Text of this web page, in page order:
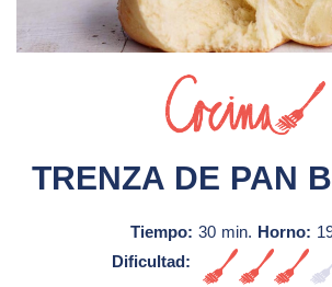
TRENZA DE PAN
Tiempo: 30 min. Horno:
Dificultad: